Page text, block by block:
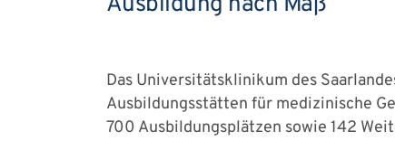
Das Universitätsklinikum des
Ausbildungsstätten für medizinische
700 Ausbildungsplätzen sowie 142